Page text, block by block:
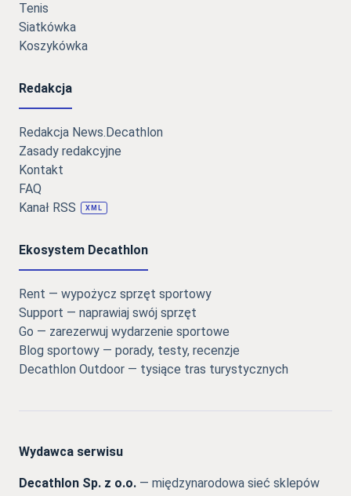
Tenis
Siatkówka
Koszykówka
Redakcja
Redakcja News.Decathlon
Zasady redakcyjne
Kontakt
FAQ
Kanał RSS
XML
Ekosystem Decathlon
Rent — wypożycz sprzęt sportowy
Support — naprawiaj swój sprzęt
Go — zarezerwuj wydarzenie sportowe
Blog sportowy — porady, testy, recenzje
Decathlon Outdoor — tysiące tras turystycznych
Wydawca serwisu
Decathlon Sp. z o.o. — międzynarodowa sieć sklepów